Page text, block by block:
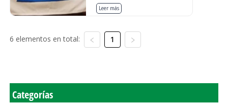
Leer más
6 elementos en total: 1
Categorías